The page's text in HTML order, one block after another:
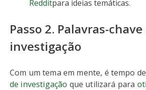
Redditpara ideias temáticas.
Passo 2. Palavras-chave
investigação
Com um tema em mente, é tempo de
de investigação que utilizará para